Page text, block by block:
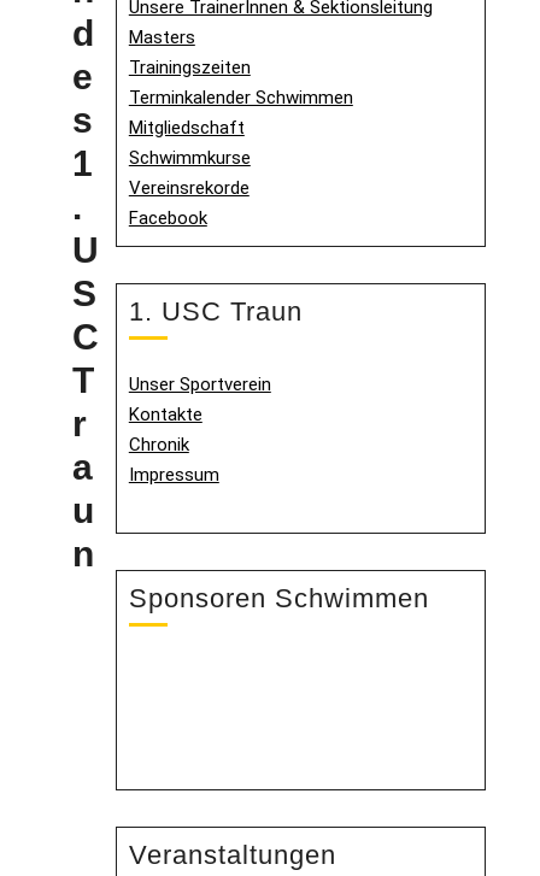
d
e
s
1
.
U
S
C
T
r
a
u
n
Unsere TrainerInnen & Sektionsleitung
Masters
Trainingszeiten
Terminkalender Schwimmen
Mitgliedschaft
Schwimmkurse
Vereinsrekorde
Facebook
1. USC Traun
Unser Sportverein
Kontakte
Chronik
Impressum
Sponsoren Schwimmen
Veranstaltungen